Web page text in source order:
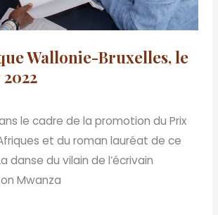
Wallonie-Bruxelles, le
le cadre de la promotion du Prix
et du roman lauréat de ce
danse du vilain de l’écrivain
Mwanza